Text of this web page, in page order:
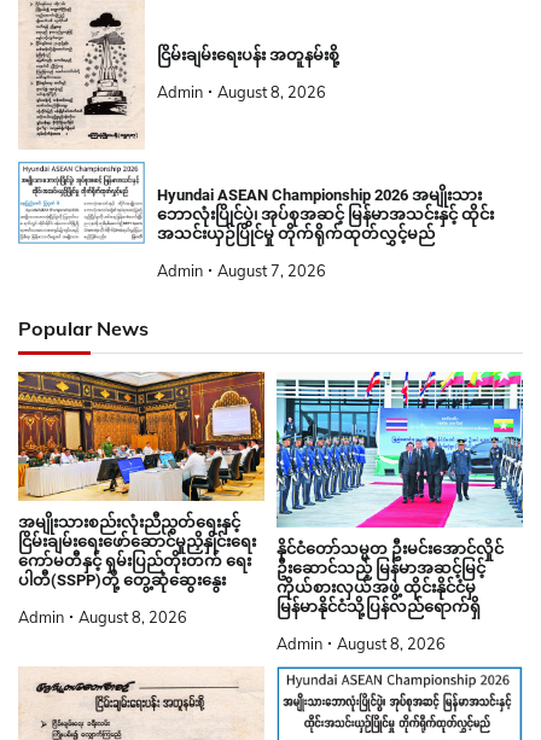
ငြိမ်းချမ်းရေးပန်း အတူနမ်းစို့
Admin August 8, 2026
Hyundai ASEAN Championship 2026 အမျိုးသား
ဘောလုံးပြိုင်ပွဲ၊ အုပ်စုအဆင့် မြန်မာအသင်းနှင့် ထိုင်း
အသင်းယှဉ်ပြိုင်မှု တိုက်ရိုက်ထုတ်လွှင့်မည်
Admin August 7, 2026
Popular News
အမျိုးသားစည်းလုံးညီညွတ်ရေးနှင့်
ငြိမ်းချမ်းရေးဖော်ဆောင်မှုညှိနှိုင်းရေး
ကော်မတီနှင့် ရှမ်းပြည်တိုးတက် ရေး
ပါတီ(SSPP)တို့ တွေ့ဆုံဆွေးနွေး
Admin August 8, 2026
နိုင်ငံတော်သမ္မတ ဦးမင်းအောင်လှိုင်
ဦးဆောင်သည့် မြန်မာအဆင့်မြင့်
ကိုယ်စားလှယ်အဖွဲ့ ထိုင်းနိုင်ငံမှ
မြန်မာနိုင်ငံသို့ပြန်လည်ရောက်ရှိ
Admin August 8, 2026